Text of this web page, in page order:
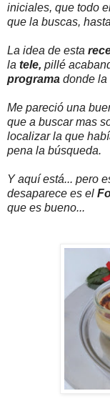
iniciales, que todo
que la buscas,
La idea de esta
la tele, pillé
programa donde la
Me pareció una
que a buscar mas
localizar la que
pena la búsqueda.
Y aquí está... pero
desaparece es el
que es bueno...